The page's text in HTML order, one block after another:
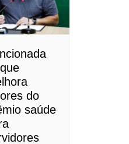
do
saúde